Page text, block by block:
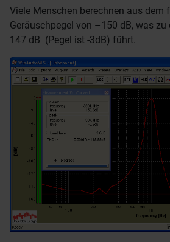
Viele Menschen berechnen aus dem
Geräuschpegel von –150 dB, was
147 dB (Pegel ist -3dB) führt.